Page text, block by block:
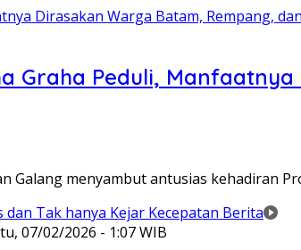
Graha Peduli,
Galang menyambut antusias kehadiran
07/02/2026 - 1:07 WIB